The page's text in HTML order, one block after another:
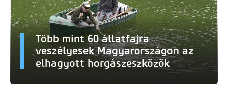
Több mint 60 állatfajra
veszélyesek Magyarországon az
elhagyott horgászeszközök